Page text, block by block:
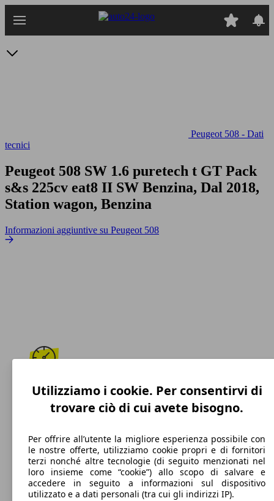
Peugeot 508 - Dati
tecnici
Peugeot 508 SW 1.6 puretech t GT Pack
s&s 225cv eat8 II SW Benzina, Dal 2018,
Station wagon, Benzina
Informazioni aggiuntive su Peugeot 508
246 km/h
Velocità massima
Benzina
Carburante
Utilizziamo i cookie. Per consentirvi di
trovare ciò di cui avete bisogno.
Per offrire all’utente la migliore esperienza possibile con
le nostre offerte, utilizziamo cookie propri e di fornitori
terzi nonché altre tecnologie (di seguito menzionati nel
loro insieme come “cookie”) allo scopo di salvare e
accedere in seguito a informazioni sul dispositivo
utilizzato e a dati personali (tra cui gli indirizzi IP).